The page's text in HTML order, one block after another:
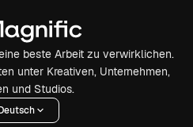
beste Arbeit zu verwirklichen.
unter Kreativen, Unternehmen,
und Studios.